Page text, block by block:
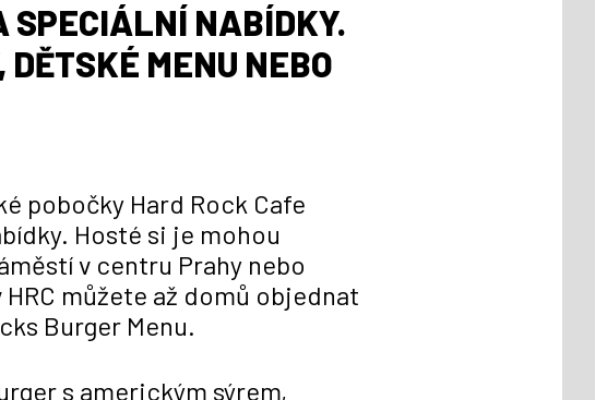
SPECIÁLNÍ NABÍDKY.
MENU NEBO
pobočky Hard Rock Cafe
Hosté si je mohou
v centru Prahy nebo
můžete až domů objednat
Burger Menu.
s americkým sýrem,